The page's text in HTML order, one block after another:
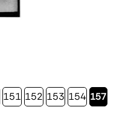
Page
151 Page
152 Page
153 Page
154 Page
157